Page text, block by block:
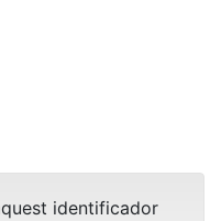
identificador